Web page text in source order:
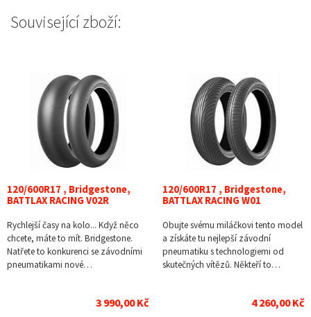
Související zboží:
120/600R17 , Bridgestone,
BATTLAX RACING V02R
Rychlejší časy na kolo... Když něco
chcete, máte to mít. Bridgestone.
Natřete to konkurenci se závodními
pneumatikami nové…
3 990,00 Kč
120/600R17 , Bridgestone,
BATTLAX RACING W01
Obujte svému miláčkovi tento model
a získáte tu nejlepší závodní
pneumatiku s technologiemi od
skutečných vítězů. Někteří to…
4 260,00 Kč